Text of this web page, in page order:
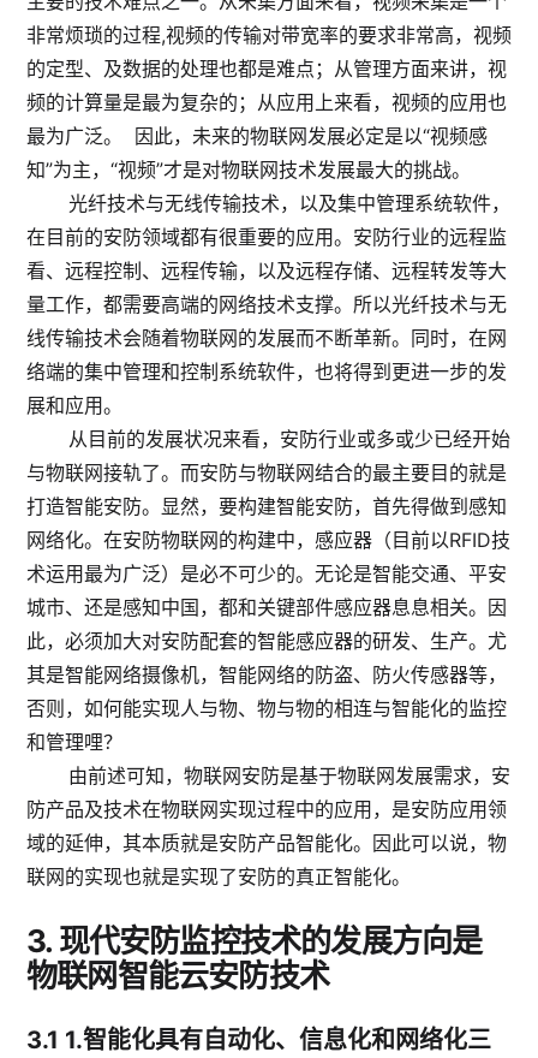
非常烦琐的过程,视频的传输对带宽率的要求非常高，视频
的定型、及数据的处理也都是难点；从管理方面来讲，视
频的计算量是最为复杂的；从应用上来看，视频的应用也
最为广泛。 因此，未来的物联网发展必定是以“视频感
知”为主，“视频”才是对物联网技术发展最大的挑战。
光纤技术与无线传输技术，以及集中管理系统软件，
在目前的安防领域都有很重要的应用。安防行业的远程监
看、远程控制、远程传输，以及远程存储、远程转发等大
量工作，都需要高端的网络技术支撑。所以光纤技术与无
线传输技术会随着物联网的发展而不断革新。同时，在网
络端的集中管理和控制系统软件，也将得到更进一步的发
展和应用。
从目前的发展状况来看，安防行业或多或少已经开始
与物联网接轨了。而安防与物联网结合的最主要目的就是
打造智能安防。显然，要构建智能安防，首先得做到感知
网络化。在安防物联网的构建中，感应器（目前以RFID技
术运用最为广泛）是必不可少的。无论是智能交通、平安
城市、还是感知中国，都和关键部件感应器息息相关。因
此，必须加大对安防配套的智能感应器的研发、生产。尤
其是智能网络摄像机，智能网络的防盗、防火传感器等，
否则，如何能实现人与物、物与物的相连与智能化的监控
和管理哩？
由前述可知，物联网安防是基于物联网发展需求，安
防产品及技术在物联网实现过程中的应用，是安防应用领
域的延伸，其本质就是安防产品智能化。因此可以说，物
联网的实现也就是实现了安防的真正智能化。
3. 现代安防监控技术的发展方向是
物联网智能云安防技术
3.1 1.智能化具有自动化、信息化和网络化三